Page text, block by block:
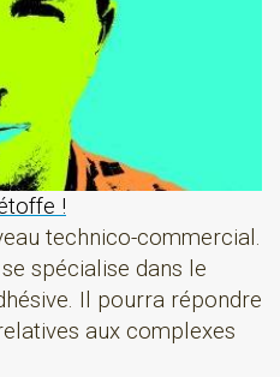
!
technico-commercial.
spécialise dans le
Il pourra répondre
aux complexes